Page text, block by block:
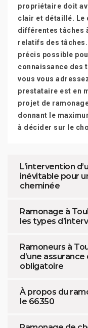
propriétaire doit
clair et détaillé. Le
différentes tâches
relatifs des
précis possible
connaissance des
vous vous
prestataire est en
projet de
donnant le
à décider sur le
L’intervention
inévitable pour
cheminée
Ramonage à
les types
Ramoneurs à
d’une
obligatoire
À propos du
le 66350